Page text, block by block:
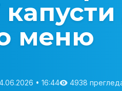
меню
• 16:44 4938